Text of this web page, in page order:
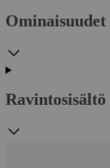
Ominaisuudet
Ravintosisältö